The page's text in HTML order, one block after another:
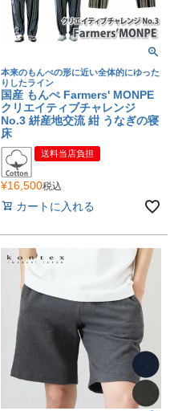
本来のもんぺの形に近い全体的にゆった
りしたライン
国産 もんぺ Farmers' MONPE
クリエイティブチャレンジ
No.3 絣産地交流 紺 うなぎの寝
床
送料当店負担
¥16,500税込
カートに入れる